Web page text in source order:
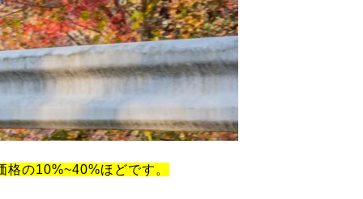
格の10%~40%ほどです。